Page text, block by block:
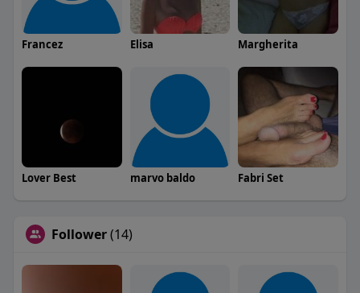
Francez Elisa Margherita
Lover Best marvo baldo Fabri Set
Follower(14)